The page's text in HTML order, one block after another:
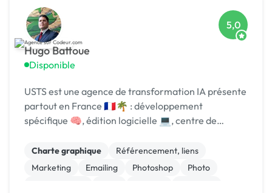
Hugo Battoue
Disponible
5,0
USTS est une agence de transformation IA présente
partout en France 🇫🇷🌴 : développement
spécifique 🧠, édition logicielle 💻, centre de
MASQUÉE] 🏆 !
Charte graphique
Référencement, liens
Marketing
Emailing Photoshop
Photo